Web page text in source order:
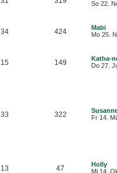
N
t
B
e
So 22.
34 424 Mabi
N
s
t
Mo 25.
15 149
Katha-
Do 27.
33 322
Fr 14.
13 47 Holly
N
Mi 14.